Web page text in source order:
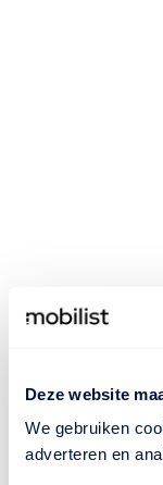
Deze website
We gebruiken
adverteren en